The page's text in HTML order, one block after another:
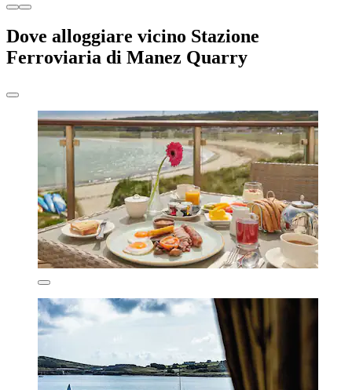
Dove alloggiare vicino Stazione
Ferroviaria di Manez Quarry